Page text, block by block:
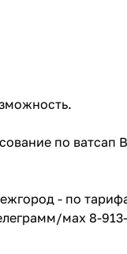
по ватсап
- по
мах 8-